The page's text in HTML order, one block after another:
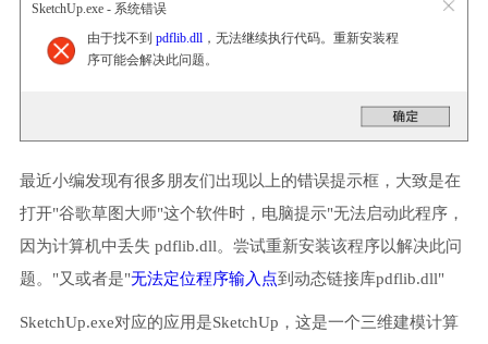
SketchUp.exe - 系统错误
由于找不到 pdflib.dll，无法继续执行代码。重新安装程
序可能会解决此问题。
最近小编发现有很多朋友们出现以上的错误提示框，大致是在
打开"谷歌草图大师"这个软件时，电脑提示"无法启动此程序，
因为计算机中丢失 pdflib.dll。尝试重新安装该程序以解决此问
题。"又或者是"无法定位程序输入点到动态链接库pdflib.dll"
SketchUp.exe对应的应用是SketchUp，这是一个三维建模计算